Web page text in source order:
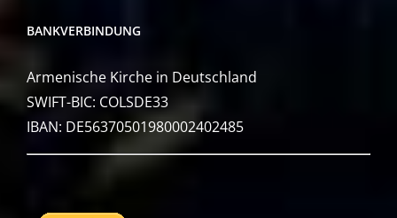
BANKVERBINDUNG
Armenische Kirche in Deutschland
SWIFT-BIC: COLSDE33
IBAN: DE56370501980002402485